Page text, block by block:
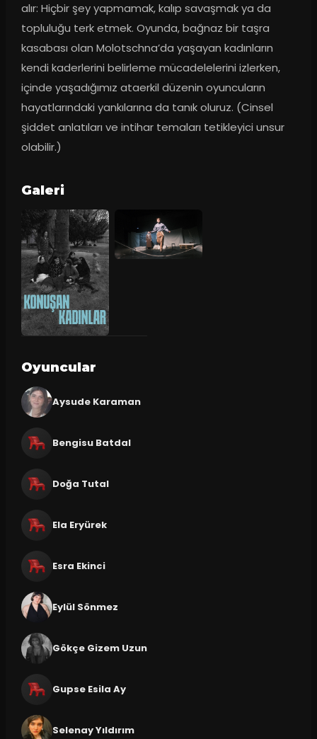
alır: Hiçbir şey yapmamak, kalıp savaşmak ya da
topluluğu terk etmek. Oyunda, bağnaz bir taşra
kasabası olan Molotschna’da yaşayan kadınların
kendi kaderlerini belirleme mücadelelerini izlerken,
içinde yaşadığımız ataerkil düzenin oyuncuların
hayatlarındaki yankılarına da tanık oluruz. (Cinsel
şiddet anlatıları ve intihar temaları tetikleyici unsur
olabilir.)
Galeri
Oyuncular
Aysude Karaman
Bengisu Batdal
Doğa Tutal
Ela Eryürek
Esra Ekinci
Eylül Sönmez
Gökçe Gizem Uzun
Gupse Esila Ay
Selenay Yıldırım